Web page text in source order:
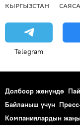
КЫРГЫЗСТАН
Telegram
Долбоор жөнүндө
Байланыш үчүн
Компаниялардын